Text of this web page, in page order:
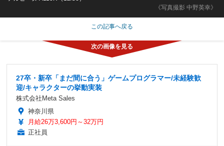
《写真撮影 中野英幸》
この記事へ戻る
27卒・新卒「まだ間に合う」ゲームプログラマー/未経験歓
迎/キャラクターの挙動実装
株式会社Meta Sales
神奈川県
月給26万3,600円～32万円
正社員